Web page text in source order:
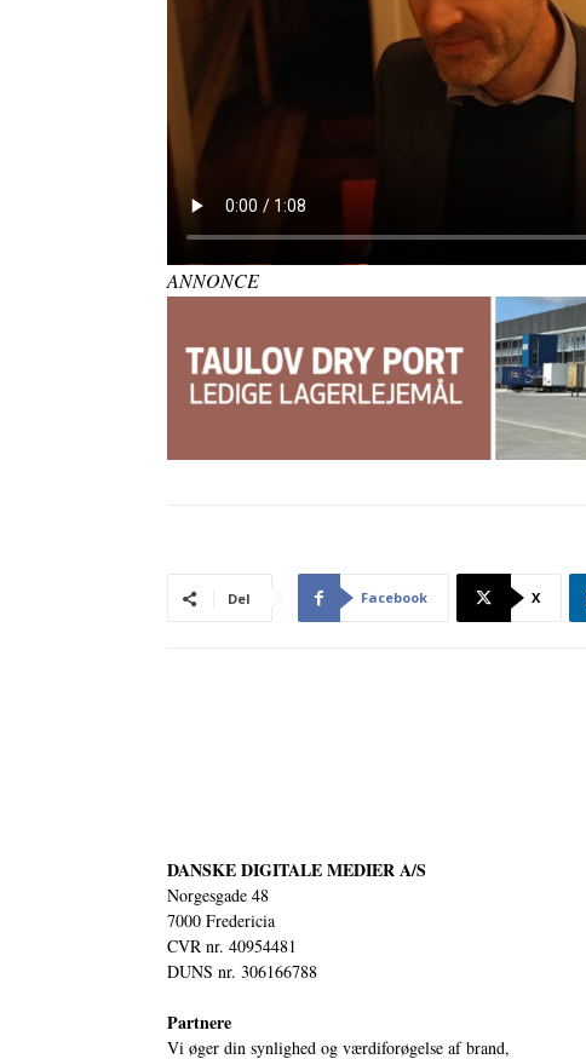
ANNONCE
Del Facebook X
DANSKE DIGITALE MEDIER A/S
Norgesgade 48
7000 Fredericia
CVR nr. 40954481
DUNS nr. 306166788
Partnere
Vi øger din synlighed og værdiforøgelse af brand,